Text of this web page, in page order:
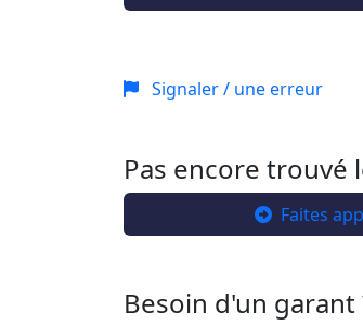
Signaler / une erreur
Pas encore trouvé
Faites
Besoin d'un garant